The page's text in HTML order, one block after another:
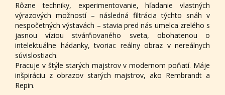
Rôzne techniky, experimentovanie, hľadanie vlastných
výrazových možností – následná filtrácia týchto snáh v
nespočetných výstavách – stavia pred nás umelca zrelého s
jasnou víziou stvárňovaného sveta, obohatenou o
intelektuálne hádanky, tvoriac reálny obraz v nereálnych
súvislostiach.
Pracuje v štýle starých majstrov v modernom poňatí. Máje
inšpiráciu z obrazov starých majstrov, ako Rembrandt a
Repin.